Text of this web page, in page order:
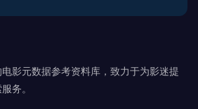
影元数据参考资料库，致力于为影迷提
务。